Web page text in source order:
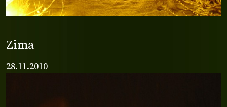
Zima
28.11.2010